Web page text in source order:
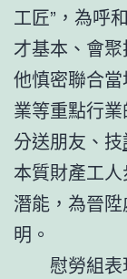
工匠”，為呼
才基本、會
他慎密聯合
業等重點行
分送朋友、技
本質財產工
潛能，為晉
明。
慰勞組